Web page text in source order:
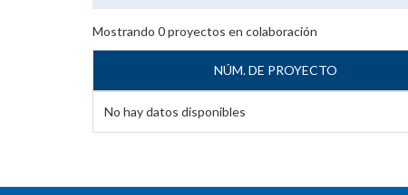
Mostrando 0proyectos en colaboración
NÚM. DE PROYECTO
No hay datos disponibles